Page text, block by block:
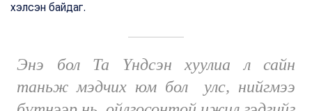
хэлсэн байдаг.
Энэ бол Та Үндсэн хуулиа л сайн
таньж мэдчих юм бол улс, нийгмээ